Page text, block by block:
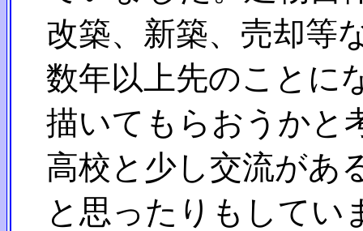
改築、新築、売却等
数年以上先のことに
描いてもらおうかと
高校と少し交流があ
と思ったりもしてい